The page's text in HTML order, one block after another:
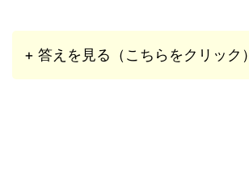
+ 答えを見る（こちらをクリック）